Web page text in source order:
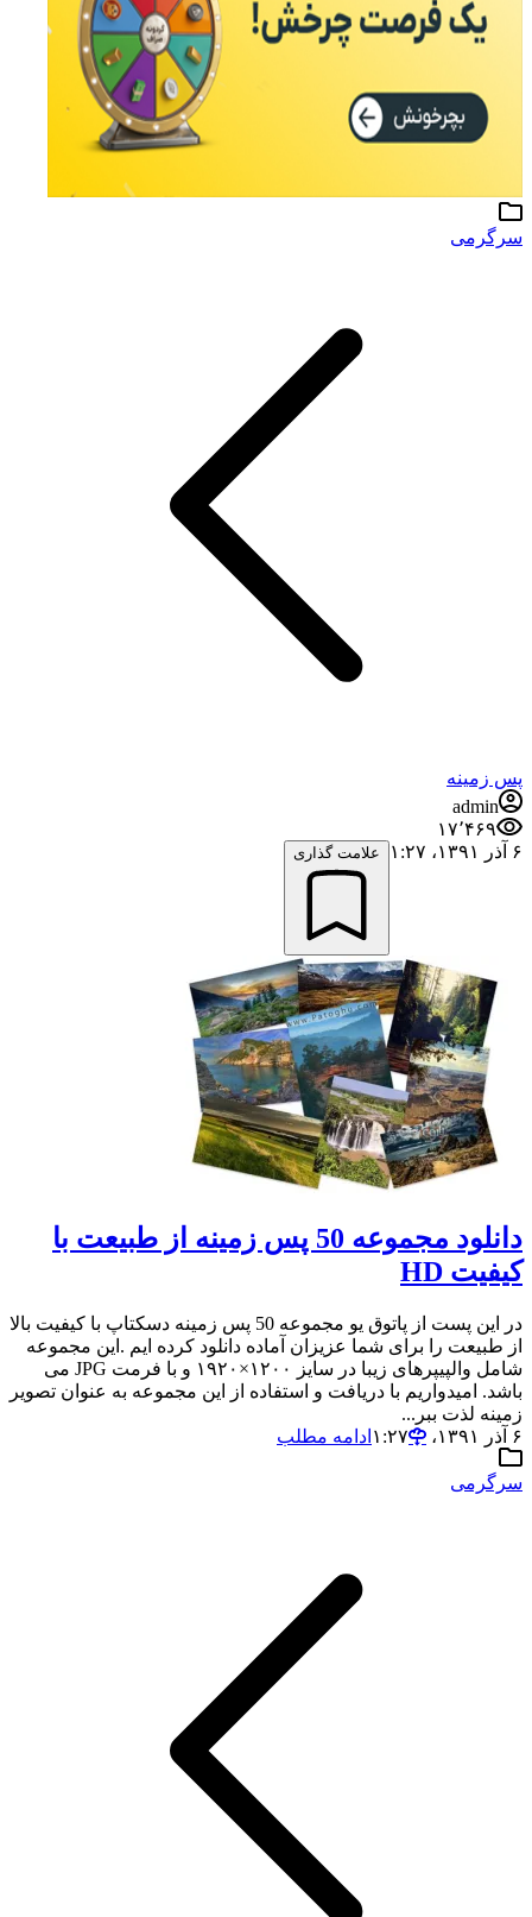
سرگرمی
پس زمینه
admin
۱۷٬۴۶۹
۶ آذر ۱۳۹۱،‏ ۱:۲۷
علامت گذاری
دانلود مجموعه 50 پس زمینه از طبیعت با
کیفیت HD
در این پست از پاتوق یو مجموعه 50 پس زمینه دسکتاپ با کیفیت بالا
از طبیعت را برای شما عزیزان آماده دانلود کرده ایم .این مجموعه
شامل والپیپرهای زیبا در سایز ۱۲۰۰×۱۹۲۰ و با فرمت JPG می
باشد. امیدواریم با دریافت و استفاده از این مجموعه به عنوان تصویر
زمینه لذت ببر...
۶ آذر ۱۳۹۱،‏ ۱:۲۷
ادامه مطلب
سرگرمی